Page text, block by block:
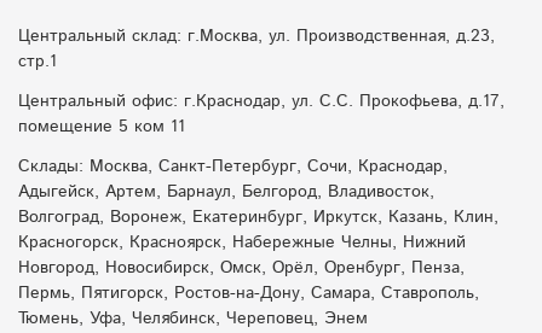
Центральный склад: г.Москва, ул. Производственная, д.23,
стр.1
Центральный офис: г.Краснодар, ул. С.С. Прокофьева, д.17,
помещение 5 ком 11
Склады: Москва, Санкт-Петербург, Сочи, Краснодар,
Адыгейск, Артем, Барнаул, Белгород, Владивосток,
Волгоград, Воронеж, Екатеринбург, Иркутск, Казань, Клин,
Красногорск, Красноярск, Набережные Челны, Нижний
Новгород, Новосибирск, Омск, Орёл, Оренбург, Пенза,
Пермь, Пятигорск, Ростов-на-Дону, Самара, Ставрополь,
Тюмень, Уфа, Челябинск, Череповец, Энем